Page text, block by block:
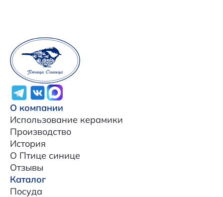
О компании
Использование керамики
Производство
История
О Птице синице
Отзывы
Каталог
Посуда